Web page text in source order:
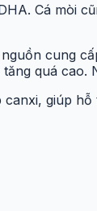
Cá mòi
cung
quá cao.
giúp